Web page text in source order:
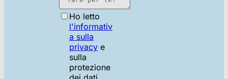
Ho letto
l'informativ
a sulla
privacy e
sulla
protezione